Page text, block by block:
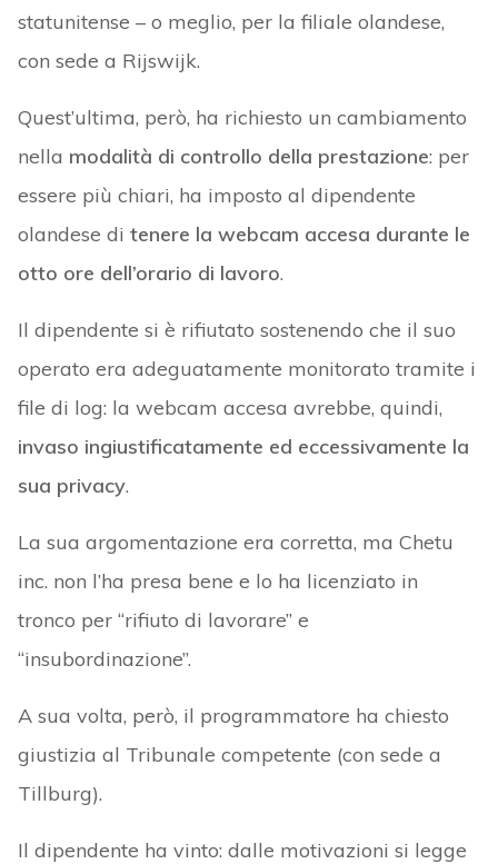
statunitense – o meglio, per la filiale olandese,
con sede a Rijswijk.
Quest’ultima, però, ha richiesto un cambiamento
nella modalità di controllo della prestazione: per
essere più chiari, ha imposto al dipendente
olandese di tenere la webcam accesa durante le
otto ore dell’orario di lavoro.
Il dipendente si è rifiutato sostenendo che il suo
operato era adeguatamente monitorato tramite i
file di log: la webcam accesa avrebbe, quindi,
invaso ingiustificatamente ed eccessivamente la
sua privacy.
La sua argomentazione era corretta, ma Chetu
inc. non l’ha presa bene e lo ha licenziato in
tronco per “rifiuto di lavorare” e
“insubordinazione”.
A sua volta, però, il programmatore ha chiesto
giustizia al Tribunale competente (con sede a
Tillburg).
Il dipendente ha vinto: dalle motivazioni si legge